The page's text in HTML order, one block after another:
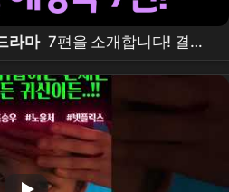
라마 7편을 소개합니다! 결혼
게드림, 동궁 , 오싹한연애, 유
몰시즌2 #7월 드라마
영 드라마